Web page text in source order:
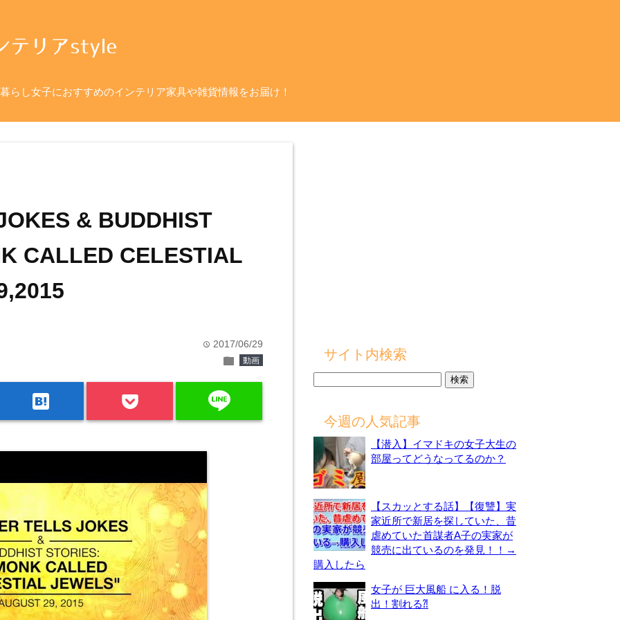
らし女子におすすめのインテリア家具や雑貨情報をお届け！
& BUDDHIST
CALLED CELESTIAL
time 2017/06/29
folder 動画
hatenabookmark line
サイト内検索
今週の人気記事
【潜入】イマドキの女子大生の
部屋ってどうなってるのか？
【スカッとする話】【復讐】実
家近所で新居を探していた、昔
虐めていた首謀者A子の実家が
競売に出ているのを発見！！→
購入したら
女子が 巨大風船 に入る！脱
出！割れる⁈